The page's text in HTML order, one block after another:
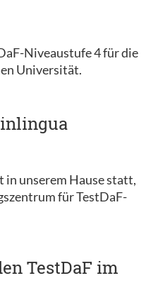
Niveaustufe 4 für die
Universität.
in unserem Hause statt,
für TestDaF-
TestDaF im